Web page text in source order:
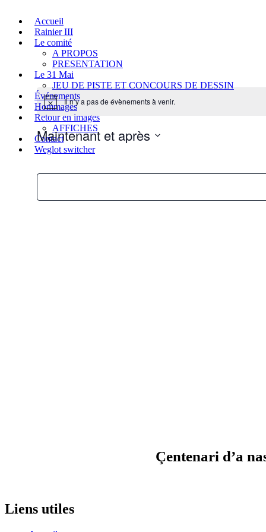
Accueil
Rainier III
Le comité
A PROPOS
PRESENTATION
Le 31 Mai
JEU DE PISTE ET CONCOURS DE DESSIN
Événements
Hommages
Retour en images
AFFICHES
Contact
Weglot switcher
Il n’y a pas de évènements à venir.
Maintenant et après
Sélectionnez
Çentenari d’a
Liens utiles